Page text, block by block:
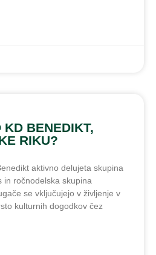
KD BENEDIKT,
RIKU?
aktivno delujeta skupina
in ročnodelska skupina
se vključujejo v življenje v
kulturnih dogodkov čez